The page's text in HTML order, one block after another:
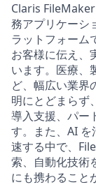
Claris
務アプリケーシ
ラットフォーム
お客様に伝え、
います。医療、
ど、幅広い業界
明にとどまらず
導入支援、パー
す。また、AI
速する中で、
索、自動化技術
にも携わること